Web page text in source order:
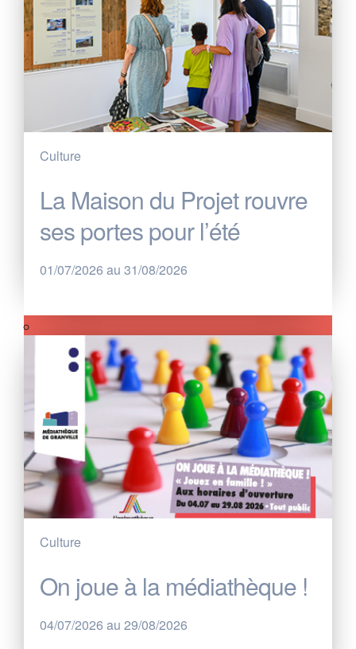
Culture
La Maison du Projet rouvre
ses portes pour l’été
01/07/2026 au 31/08/2026
Culture
On joue à la médiathèque !
04/07/2026 au 29/08/2026